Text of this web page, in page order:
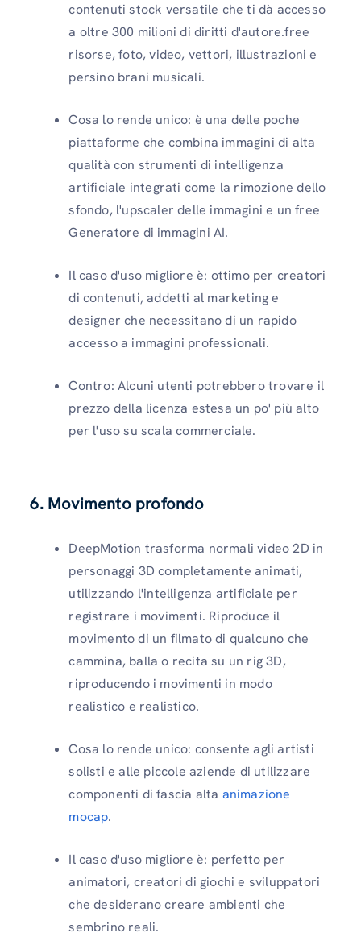
contenuti stock versatile che ti dà accesso
a oltre 300 milioni di diritti d'autore.free
risorse, foto, video, vettori, illustrazioni e
persino brani musicali.
Cosa lo rende unico: è una delle poche
piattaforme che combina immagini di alta
qualità con strumenti di intelligenza
artificiale integrati come la rimozione dello
sfondo, l'upscaler delle immagini e un free
Generatore di immagini AI.
Il caso d'uso migliore è: ottimo per creatori
di contenuti, addetti al marketing e
designer che necessitano di un rapido
accesso a immagini professionali.
Contro: Alcuni utenti potrebbero trovare il
prezzo della licenza estesa un po' più alto
per l'uso su scala commerciale.
6. Movimento profondo
DeepMotion trasforma normali video 2D in
personaggi 3D completamente animati,
utilizzando l'intelligenza artificiale per
registrare i movimenti. Riproduce il
movimento di un filmato di qualcuno che
cammina, balla o recita su un rig 3D,
riproducendo i movimenti in modo
realistico e realistico.
Cosa lo rende unico: consente agli artisti
solisti e alle piccole aziende di utilizzare
componenti di fascia alta animazione
mocap.
Il caso d'uso migliore è: perfetto per
animatori, creatori di giochi e sviluppatori
che desiderano creare ambienti che
sembrino reali.